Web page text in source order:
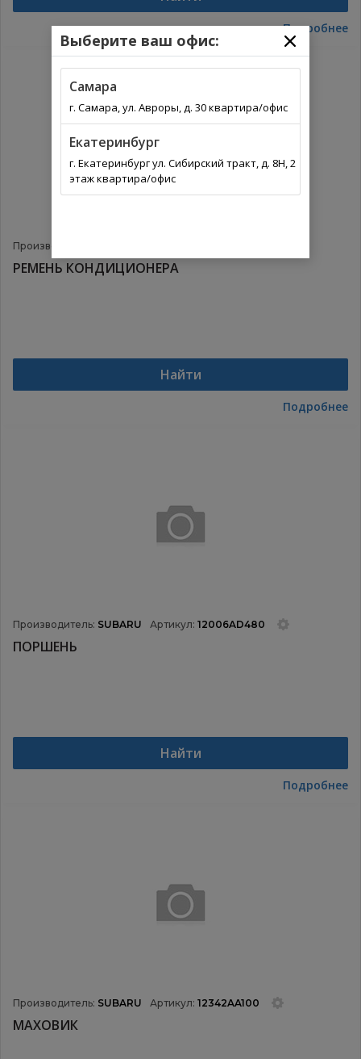
Подробнее
Производитель:
РЕМЕНЬ КОНДИЦИОНЕРА
Найти
Подробнее
Производитель: SUBARU Артикул: 12006AD480
ПОРШЕНЬ
Найти
Подробнее
Производитель: SUBARU Артикул: 12342AA100
МАХОВИК
Выберите ваш офис:
Самара
г. Самара, ул. Авроры, д. 30 квартира/офис
Екатеринбург
г. Екатеринбург ул. Сибирский тракт, д. 8Н, 2
этаж квартира/офис